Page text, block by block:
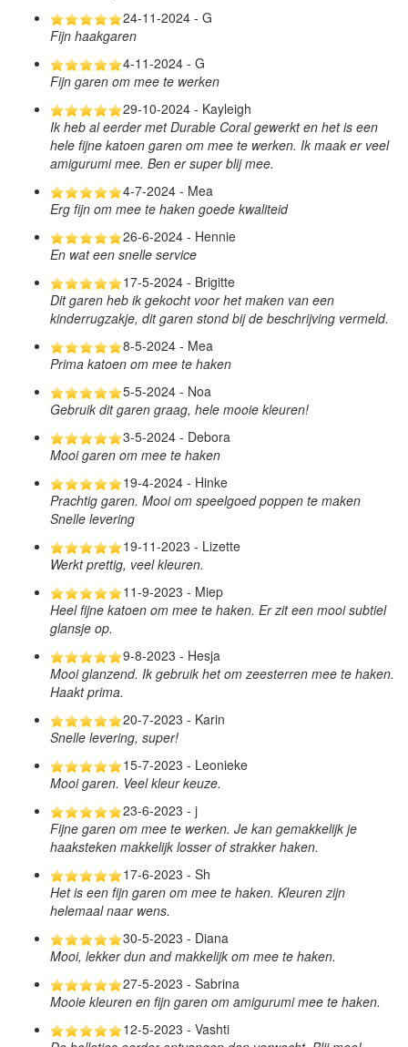
24-11-2024 - G
Fijn haakgaren
4-11-2024 - G
Fijn garen om mee te werken
29-10-2024 - Kayleigh
Ik heb al eerder met Durable Coral gewerkt en het is een
hele fijne katoen garen om mee te werken. Ik maak er veel
amigurumi mee. Ben er super blij mee.
4-7-2024 - Mea
Erg fijn om mee te haken goede kwaliteid
26-6-2024 - Hennie
En wat een snelle service
17-5-2024 - Brigitte
Dit garen heb ik gekocht voor het maken van een
kinderrugzakje, dit garen stond bij de beschrijving vermeld.
8-5-2024 - Mea
Prima katoen om mee te haken
5-5-2024 - Noa
Gebruik dit garen graag, hele mooie kleuren!
3-5-2024 - Debora
Mooi garen om mee te haken
19-4-2024 - Hinke
Prachtig garen. Mooi om speelgoed poppen te maken
Snelle levering
19-11-2023 - Lizette
Werkt prettig, veel kleuren.
11-9-2023 - Miep
Heel fijne katoen om mee te haken. Er zit een mooi subtiel
glansje op.
9-8-2023 - Hesja
Mooi glanzend. Ik gebruik het om zeesterren mee te haken.
Haakt prima.
20-7-2023 - Karin
Snelle levering, super!
15-7-2023 - Leonieke
Mooi garen. Veel kleur keuze.
23-6-2023 - j
Fijne garen om mee te werken. Je kan gemakkelijk je
haaksteken makkelijk losser of strakker haken.
17-6-2023 - Sh
Het is een fijn garen om mee te haken. Kleuren zijn
helemaal naar wens.
30-5-2023 - Diana
Mooi, lekker dun and makkelijk om mee te haken.
27-5-2023 - Sabrina
Mooie kleuren en fijn garen om amigurumi mee te haken.
12-5-2023 - Vashti